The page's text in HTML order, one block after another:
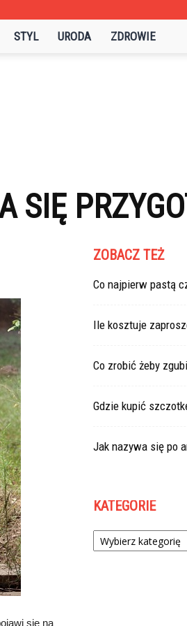
STYL URODA ZDROWIE
SIĘ
się na
ZOBACZ TEŻ
Co najpierw pastą
Ile kosztuje
Co zrobić żeby
Gdzie kupić
Jak nazywa się po
KATEGORIE
Kategorie